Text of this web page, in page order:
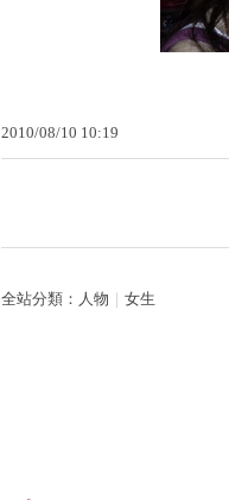
2010/08/10 10:19
全站分類： 人物 女生